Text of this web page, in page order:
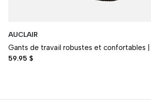
AUCLAIR
Gants de travail robustes et confortables |
59.95 $